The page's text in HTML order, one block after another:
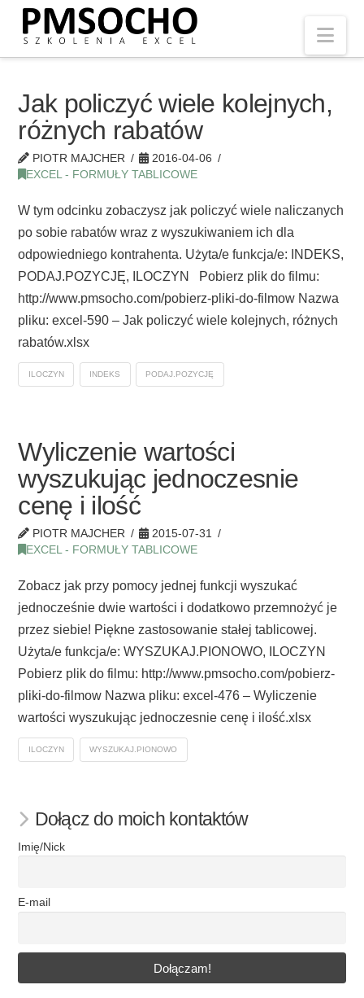
Jak policzyć wiele kolejnych,
różnych rabatów
PIOTR MAJCHER
2016-04-06
EXCEL - FORMUŁY TABLICOWE
W tym odcinku zobaczysz jak policzyć wiele naliczanych
po sobie rabatów wraz z wyszukiwaniem ich dla
odpowiedniego kontrahenta. Użyta/e funkcja/e: INDEKS,
PODAJ.POZYCJĘ, ILOCZYN Pobierz plik do filmu:
http://www.pmsocho.com/pobierz-pliki-do-filmow Nazwa
pliku: excel-590 – Jak policzyć wiele kolejnych, różnych
rabatów.xlsx
ILOCZYN INDEKS PODAJ.POZYCJĘ
Wyliczenie wartości
wyszukując jednoczesnie
cenę i ilość
PIOTR MAJCHER
2015-07-31
EXCEL - FORMUŁY TABLICOWE
Zobacz jak przy pomocy jednej funkcji wyszukać
jednocześnie dwie wartości i dodatkowo przemnożyć je
przez siebie! Piękne zastosowanie stałej tablicowej.
Użyta/e funkcja/e: WYSZUKAJ.PIONOWO, ILOCZYN
Pobierz plik do filmu: http://www.pmsocho.com/pobierz-
pliki-do-filmow Nazwa pliku: excel-476 – Wyliczenie
wartości wyszukując jednoczesnie cenę i ilość.xlsx
ILOCZYN WYSZUKAJ.PIONOWO
Dołącz do moich kontaktów
Imię/Nick
E-mail